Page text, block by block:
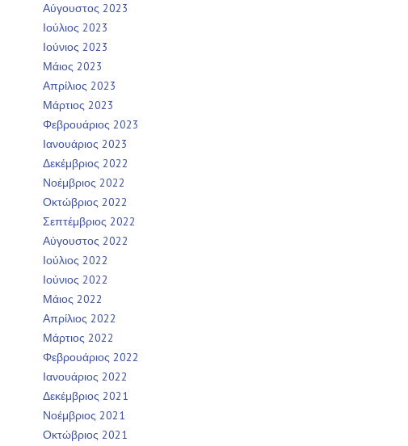
Αύγουστος 2023
Ιούλιος 2023
Ιούνιος 2023
Μάιος 2023
Απρίλιος 2023
Μάρτιος 2023
Φεβρουάριος 2023
Ιανουάριος 2023
Δεκέμβριος 2022
Νοέμβριος 2022
Οκτώβριος 2022
Σεπτέμβριος 2022
Αύγουστος 2022
Ιούλιος 2022
Ιούνιος 2022
Μάιος 2022
Απρίλιος 2022
Μάρτιος 2022
Φεβρουάριος 2022
Ιανουάριος 2022
Δεκέμβριος 2021
Νοέμβριος 2021
Οκτώβριος 2021